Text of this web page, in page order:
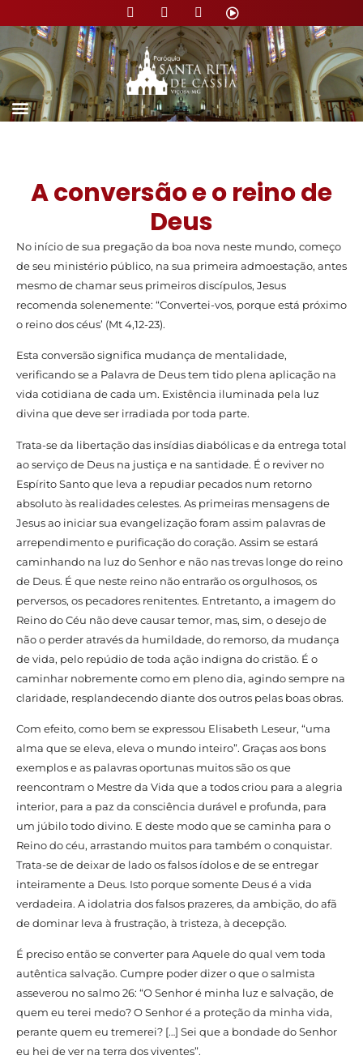
A conversão e o reino de
Deus
No início de sua pregação da boa nova neste mundo, começo
de seu ministério público, na sua primeira admoestação, antes
mesmo de chamar seus primeiros discípulos, Jesus
recomenda solenemente: “Convertei-vos, porque está próximo
o reino dos céus’ (Mt 4,12-23).
Esta conversão significa mudança de mentalidade,
verificando se a Palavra de Deus tem tido plena aplicação na
vida cotidiana de cada um. Existência iluminada pela luz
divina que deve ser irradiada por toda parte.
Trata-se da libertação das insídias diabólicas e da entrega total
ao serviço de Deus na justiça e na santidade. É o reviver no
Espírito Santo que leva a repudiar pecados num retorno
absoluto às realidades celestes. As primeiras mensagens de
Jesus ao iniciar sua evangelização foram assim palavras de
arrependimento e purificação do coração. Assim se estará
caminhando na luz do Senhor e não nas trevas longe do reino
de Deus. É que neste reino não entrarão os orgulhosos, os
perversos, os pecadores renitentes. Entretanto, a imagem do
Reino do Céu não deve causar temor, mas, sim, o desejo de
não o perder através da humildade, do remorso, da mudança
de vida, pelo repúdio de toda ação indigna do cristão. É o
caminhar nobremente como em pleno dia, agindo sempre na
claridade, resplandecendo diante dos outros pelas boas obras.
Com efeito, como bem se expressou Elisabeth Leseur, “uma
alma que se eleva, eleva o mundo inteiro”. Graças aos bons
exemplos e as palavras oportunas muitos são os que
reencontram o Mestre da Vida que a todos criou para a alegria
interior, para a paz da consciência durável e profunda, para
um júbilo todo divino. E deste modo que se caminha para o
Reino do céu, arrastando muitos para também o conquistar.
Trata-se de deixar de lado os falsos ídolos e de se entregar
inteiramente a Deus. Isto porque somente Deus é a vida
verdadeira. A idolatria dos falsos prazeres, da ambição, do afã
de dominar leva à frustração, à tristeza, à decepção.
É preciso então se converter para Aquele do qual vem toda
autêntica salvação. Cumpre poder dizer o que o salmista
asseverou no salmo 26: “O Senhor é minha luz e salvação, de
quem eu terei medo? O Senhor é a proteção da minha vida,
perante quem eu tremerei? […] Sei que a bondade do Senhor
eu hei de ver na terra dos viventes”.